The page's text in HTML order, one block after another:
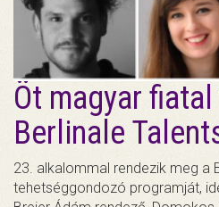
Öt magyar
Berlinale
23. alkalommal rendezik meg a
tehetséggondozó programját,